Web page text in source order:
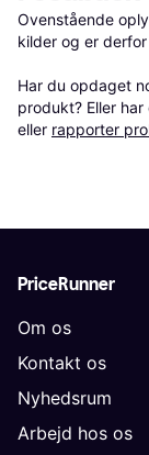
Ovenstående
kilder og er
Har du opdaget
produkt? Eller
eller rapporter
PriceRunner
Om os
Kontakt os
Nyhedsrum
Arbejd hos os